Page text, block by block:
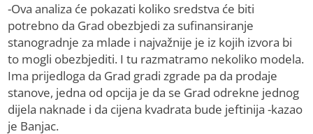
-Ova analiza će pokazati koliko sredstva će biti
potrebno da Grad obezbjedi za sufinansiranje
stanogradnje za mlade i najvažnije je iz kojih izvora bi
to mogli obezbjediti. I tu razmatramo nekoliko modela.
Ima prijedloga da Grad gradi zgrade pa da prodaje
stanove, jedna od opcija je da se Grad odrekne jednog
dijela naknade i da cijena kvadrata bude jeftinija -kazao
je Banjac.